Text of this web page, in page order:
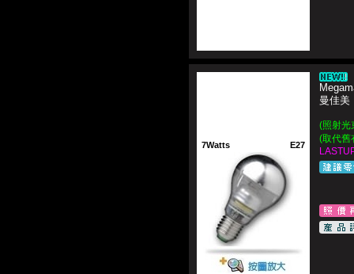
7Watts E27
曼佳美
(照射光
(取代舊